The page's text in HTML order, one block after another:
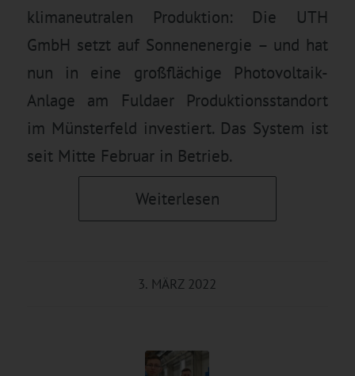
klimaneutralen Produktion: Die UTH
GmbH setzt auf Sonnenenergie – und hat
nun in eine großflächige Photovoltaik-
Anlage am Fuldaer Produktionsstandort
im Münsterfeld investiert. Das System ist
seit Mitte Februar in Betrieb.
Weiterlesen
3. MÄRZ 2022